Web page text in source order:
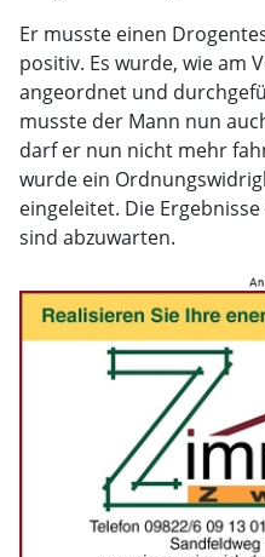
Er musste einen
positiv. Es wurde, wie am
angeordnet und
musste der Mann nun
darf er nun nicht mehr
wurde ein
eingeleitet. Die
sind abzuwarten.